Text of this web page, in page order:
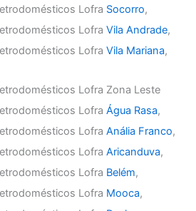
Lofra Socorro,
LofraVila Andrade,
LofraVila Mariana,
Lofra Zona Leste
LofraÁgua Rasa,
LofraAnália Franco,
LofraAricanduva,
Lofra Belém,
Lofra Mooca,